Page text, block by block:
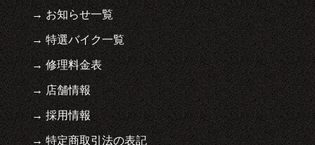
お知らせ一覧
特選バイク一覧
修理料金表
店舗情報
採用情報
特定商取引法の表記